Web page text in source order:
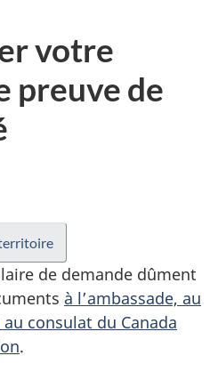
votre
preuve de
de demande dûment
à l’ambassade, au
consulat du Canada
.